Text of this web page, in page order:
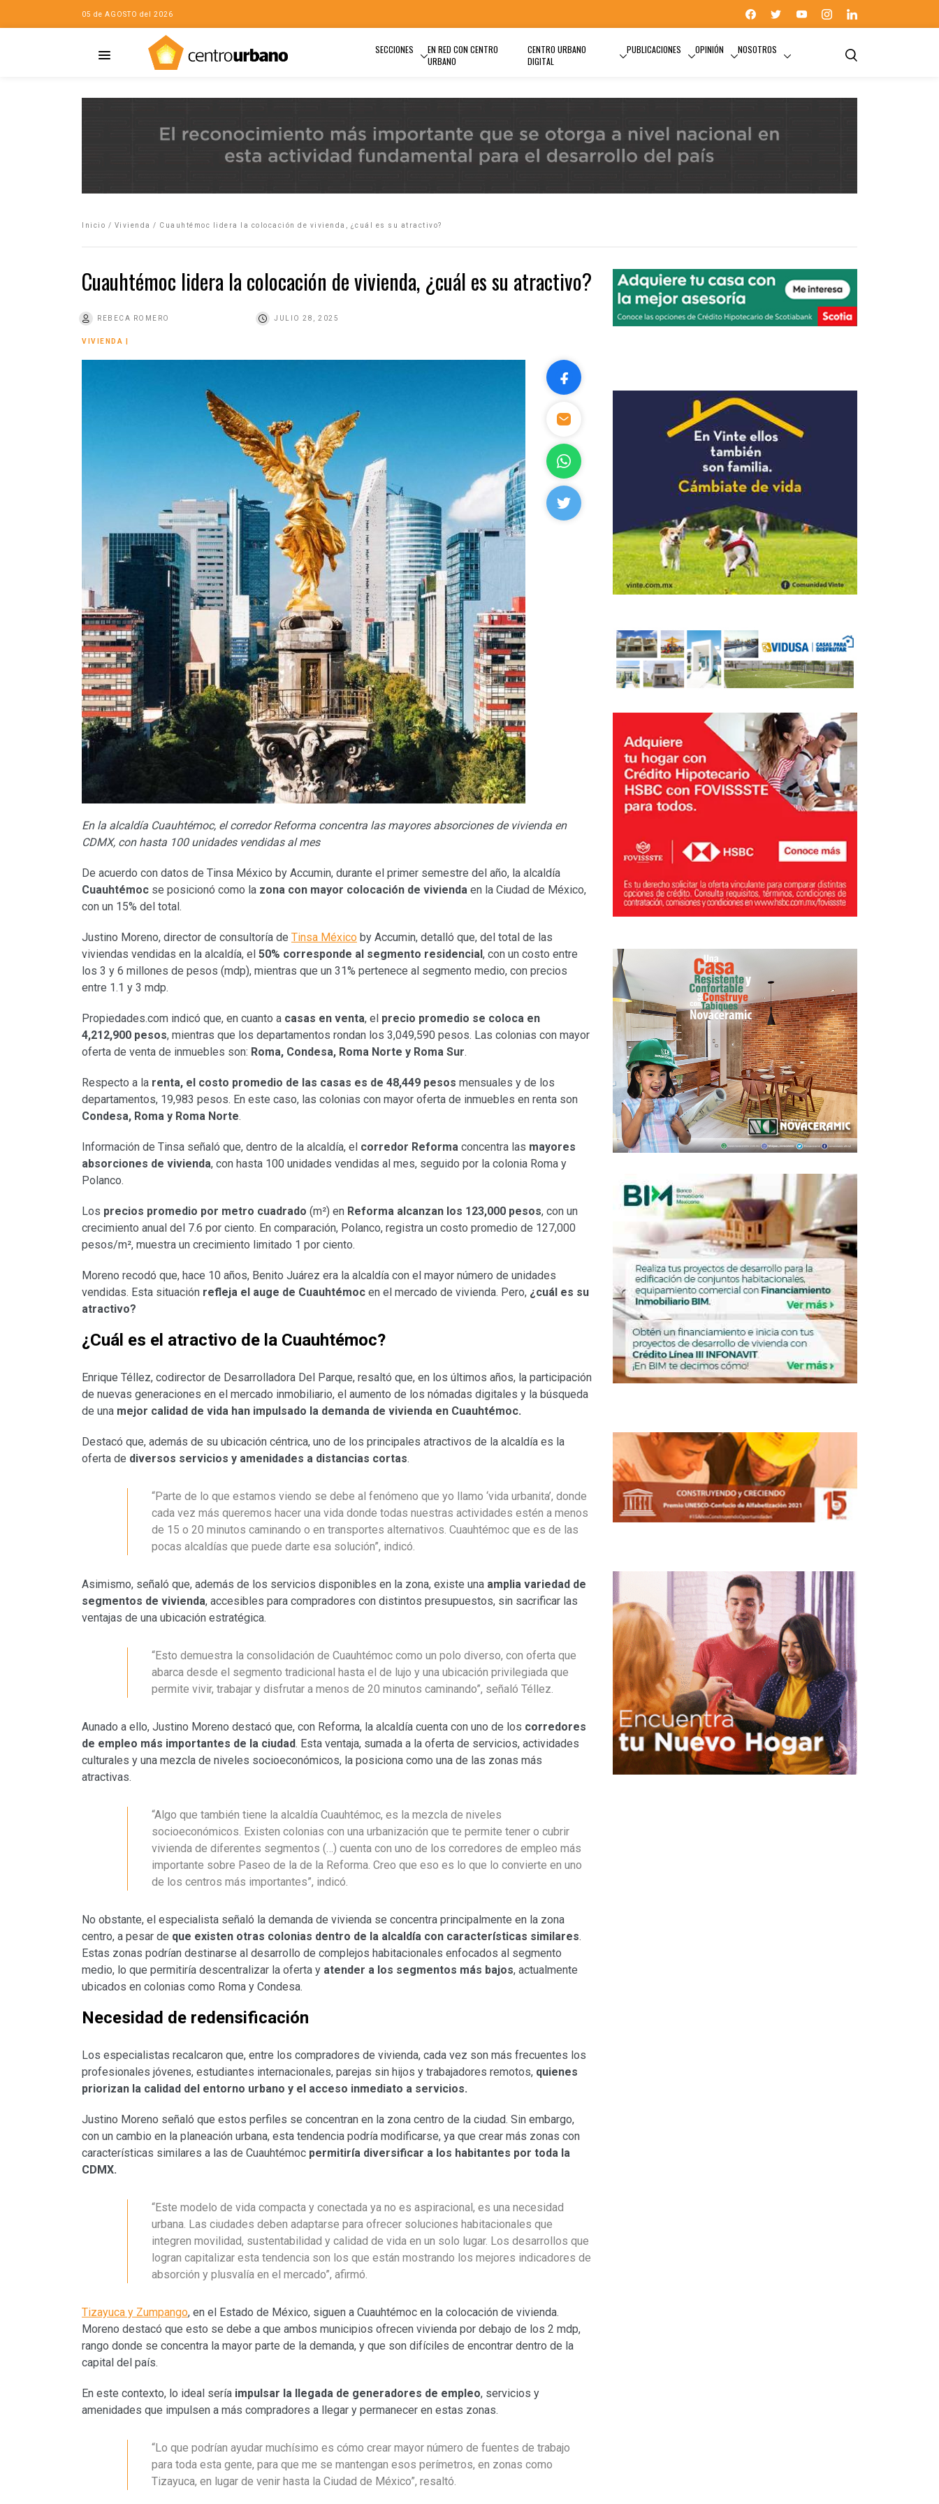
05 de AGOSTO del 2026
SECCIONES
EN RED CON CENTRO
URBANO
CENTRO URBANO
DIGITAL
PUBLICACIONES OPINIÓN NOSOTROS
Inicio / Vivienda / Cuauhtémoc lidera la colocación de vivienda, ¿cuál es su atractivo?
Cuauhtémoc lidera la colocación de vivienda, ¿cuál es su atractivo?
REBECA ROMERO JULIO 28, 2025
VIVIENDA
En la alcaldía Cuauhtémoc, el corredor Reforma concentra las mayores absorciones de vivienda en
CDMX, conhasta 100 unidades vendidas al mes
De acuerdo con datos de Tinsa México by Accumin, durante el primer semestre del año, la alcaldía
Cuauhtémoc se posicionó como la zona con mayor colocación de vivienda en la Ciudad de México,
con un 15% del total.
Justino Moreno, director de consultoría de Tinsa México by Accumin, detalló que, del total de las
viviendas vendidas en la alcaldía, el 50% corresponde al segmento residencial , con un costo entre
los 3 y 6 millones de pesos (mdp), mientras que un 31% pertenece al segmento medio, con precios
entre 1.1 y 3 mdp.
Propiedades.com indicó que, en cuanto a casas en venta, el precio promedio se coloca en
4,212,900 pesos, mientras que los departamentos rondan los 3,049,590 pesos. Las colonias con mayor
oferta de venta de inmuebles son: Roma, Condesa, Roma Norte y Roma Sur.
Respecto a la renta, el costo promedio de las casas es de 48,449 pesos mensuales y de los
departamentos, 19,983 pesos. En este caso, las colonias con mayor oferta de inmuebles en renta son
Condesa, Roma y Roma Norte.
Información de Tinsa señaló que, dentro de la alcaldía, el corredor Reforma concentra las mayores
absorciones de vivienda, con hasta 100 unidades vendidas al mes, seguido por la colonia Roma y
Polanco.
Los precios promedio por metro cuadrado (m²) en Reforma alcanzan los 123,000 pesos, con un
crecimiento anual del 7.6 por ciento. En comparación, Polanco, registra un costo promedio de 127,000
pesos/m², muestra un crecimiento limitado 1 por ciento.
Moreno recodó que, hace 10 años, Benito Juárez era la alcaldía con el mayor número de unidades
vendidas. Esta situación refleja el auge de Cuauhtémoc en el mercado de vivienda. Pero, ¿cuál es su
atractivo?
¿Cuál es el atractivo de la Cuauhtémoc?
Enrique Téllez, codirector de Desarrolladora Del Parque, resaltó que, en los últimos años, la participación
de nuevas generaciones en el mercado inmobiliario, el aumento de los nómadas digitales y la búsqueda
de una mejor calidad de vida han impulsado la demanda de vivienda en Cuauhtémoc.
Destacó que, además de su ubicación céntrica, uno de los principales atractivos de la alcaldía es la
oferta de diversos servicios y amenidades a distancias cortas.
“Parte de lo que estamos viendo se debe al fenómeno que yo llamo ‘vida urbanita’, donde
cada vez más queremos hacer una vida donde todas nuestras actividades estén a menos
de 15 o 20 minutos caminando o en transportes alternativos. Cuauhtémoc que es de las
pocas alcaldías que puede darte esa solución”, indicó.
Asimismo, señaló que, además de los servicios disponibles en la zona, existe una amplia variedad de
segmentos de vivienda, accesibles para compradores con distintos presupuestos, sin sacrificar las
ventajas de una ubicación estratégica.
“Esto demuestra la consolidación de Cuauhtémoc como un polo diverso, con oferta que
abarca desde el segmento tradicional hasta el de lujo y una ubicación privilegiada que
permite vivir, trabajar y disfrutar a menos de 20 minutos caminando”, señaló Téllez.
Aunado a ello, Justino Moreno destacó que, con Reforma, la alcaldía cuenta con uno de los corredores
de empleo más importantes de la ciudad. Esta ventaja, sumada a la oferta de servicios, actividades
culturales y una mezcla de niveles socioeconómicos, la posiciona como una de las zonas más
atractivas.
“Algo que también tiene la alcaldía Cuauhtémoc, es la mezcla de niveles
socioeconómicos. Existen colonias con una urbanización que te permite tener o cubrir
vivienda de diferentes segmentos (…) cuenta con uno de los corredores de empleo más
importante sobre Paseo de la de la Reforma. Creo que eso es lo que lo convierte en uno
de los centros más importantes”, indicó.
No obstante, el especialista señaló la demanda de vivienda se concentra principalmente en la zona
centro, a pesar de que existen otras colonias dentro de la alcaldía con características similares.
Estas zonas podrían destinarse al desarrollo de complejos habitacionales enfocados al segmento
medio, lo que permitiría descentralizar la oferta y atender a los segmentos más bajos, actualmente
ubicados en colonias como Roma y Condesa.
Necesidad de redensificación
Los especialistas recalcaron que, entre los compradores de vivienda, cada vez son más frecuentes los
profesionales jóvenes, estudiantes internacionales, parejas sin hijos y trabajadores remotos, quienes
priorizan la calidad del entorno urbano y el acceso inmediato a servicios.
Justino Moreno señaló que estos perfiles se concentran en la zona centro de la ciudad. Sin embargo,
con un cambio en la planeación urbana, esta tendencia podría modificarse, ya que crear más zonas con
características similares a las de Cuauhtémoc permitiría diversificar a los habitantes por toda la
CDMX.
“Este modelo de vida compacta y conectada ya no es aspiracional, es una necesidad
urbana. Las ciudades deben adaptarse para ofrecer soluciones habitacionales que
integren movilidad, sustentabilidad y calidad de vida en un solo lugar. Los desarrollos que
logran capitalizar esta tendencia son los que están mostrando los mejores indicadores de
absorción y plusvalía en el mercado”, afirmó.
Tizayuca y Zumpango, en el Estado de México, siguen a Cuauhtémoc en la colocación de vivienda.
Moreno destacó que esto se debe a que ambos municipios ofrecen vivienda por debajo de los 2 mdp,
rango donde se concentra la mayor parte de la demanda, y que son difíciles de encontrar dentro de la
capital del país.
En este contexto, lo ideal sería impulsar la llegada de generadores de empleo, servicios y
amenidades que impulsen a más compradores a llegar y permanecer en estas zonas.
“Lo que podrían ayudar muchísimo es cómo crear mayor número de fuentes de trabajo
para toda esta gente, para que me se mantengan esos perímetros, en zonas como
Tizayuca, en lugar de venir hasta la Ciudad de México”, resaltó.